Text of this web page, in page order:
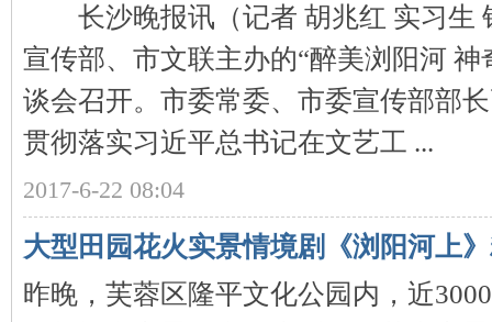
库
长沙晚报讯（记者 胡兆红 实习生
宣传部、市文联主办的“醉美浏阳河
谈会召开。市委常委、市委宣传部
贯彻落实习近平总书记在文艺工 ...
2017-6-22 08:04
大型田园花火实景情境剧《浏阳河上
昨晚，芙蓉区隆平文化公园内，近